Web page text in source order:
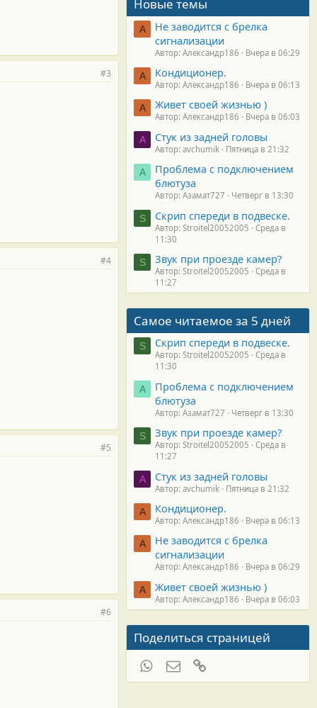
#3
#4
#5
#6
Новые темы
А
Не заводится с брелка
сигнализации
Автор: Александр186 Вчера в 06:29
А Кондиционер.
Автор: Александр186 Вчера в 06:13
А Живет своей жизнью )
Автор: Александр186 Вчера в 06:03
A Стук из задней головы
Автор: avchumik Пятница в 21:32
А
Проблема с подключением
блютуза
Автор: Азамат727 Четверг в 13:30
S Скрип спереди в подвеске.
Автор: Stroitel20052005
Среда в
11:30
S Звук при проезде камер?
Автор: Stroitel20052005
Среда в
11:27
Самое читаемое за 5 дней
S Скрип спереди в подвеске.
Автор: Stroitel20052005
Среда в
11:30
А
Проблема с подключением
блютуза
Автор: Азамат727 Четверг в 13:30
S Звук при проезде камер?
Автор: Stroitel20052005
Среда в
11:27
A Стук из задней головы
Автор: avchumik Пятница в 21:32
А Кондиционер.
Автор: Александр186 Вчера в 06:13
А
Не заводится с брелка
сигнализации
Автор: Александр186 Вчера в 06:29
А Живет своей жизнью )
Автор: Александр186 Вчера в 06:03
Поделиться страницей
WhatsAppЭлектронная почта